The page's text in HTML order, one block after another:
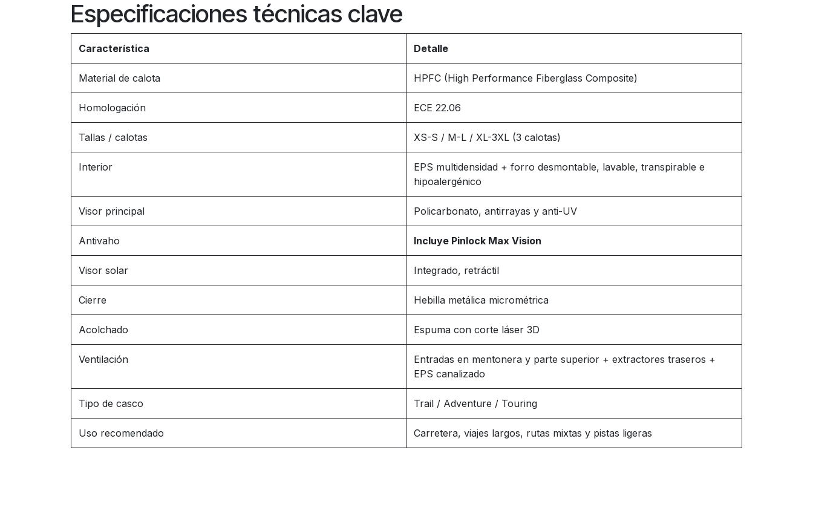
Especificaciones técnicas clave
Característica Detalle
Material de calota HPFC (High Performance Fiberglass Composite)
Homologación ECE 22.06
Tallas / calotas XS-S / M-L / XL-3XL (3 calotas)
Interior
EPS multidensidad + forro desmontable, lavable, transpirable e
hipoalergénico
Visor principal Policarbonato, antirrayas y anti-UV
Antivaho Incluye Pinlock Max Vision
Visor solar Integrado, retráctil
Cierre Hebilla metálica micrométrica
Acolchado Espuma con corte láser 3D
Ventilación
Entradas en mentonera y parte superior + extractores traseros +
EPS canalizado
Tipo de casco Trail / Adventure / Touring
Uso recomendado Carretera, viajes largos, rutas mixtas y pistas ligeras